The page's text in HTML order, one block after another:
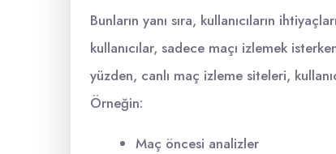
Bunların yanı sıra, kullanıcıların
kullanıcılar, sadece maçı izlemek
yüzden, canlı maç izleme siteleri,
Örneğin:
Maç öncesi analizler